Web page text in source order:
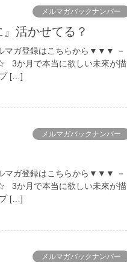
メルマガバックナンバー
活かせてる？
マガ登録はこちらから▼▼▼ －
3か月で本当に欲しい未來が描
プ […]
メルマガバックナンバー
マガ登録はこちらから▼▼▼ －
3か月で本当に欲しい未來が描
プ […]
メルマガバックナンバー